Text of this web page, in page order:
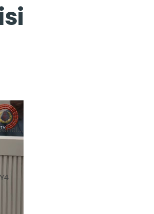
...